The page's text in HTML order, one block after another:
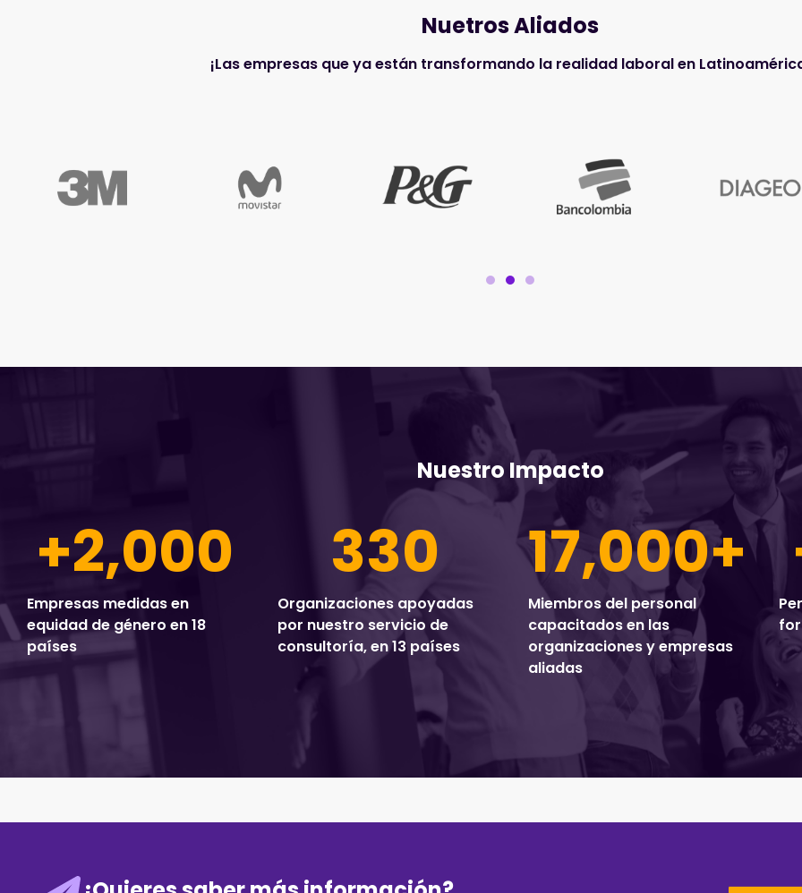
Nuetros Aliados
¡Las empresas que ya están transformando la realidad laboral en
Nuestro Impacto
Empresas medidas en
equidad de género en 18
países
+2,000
Organizaciones apoyadas
por nuestro servicio de
consultoría, en 13 países
330
Miembros del personal
capacitados en las
organizaciones y empresas
aliadas
17,000+